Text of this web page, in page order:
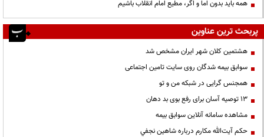
همه باید بدون اما و اگر، مطیع امام انقلاب باشیم
پربحث ترین عناوین
هشتمین کلان شهر ایران مشخص شد
سوابق بیمه شدگان روی سایت تامین اجتماعی
همجنس گرایی در شبکه من و تو
13 توصیه آسان برای رفع بوی بد دهان
مشاهده سامانه آنلاين سوابق بیمه
حكم آيت‌الله مكارم درباره شاهين نجفي